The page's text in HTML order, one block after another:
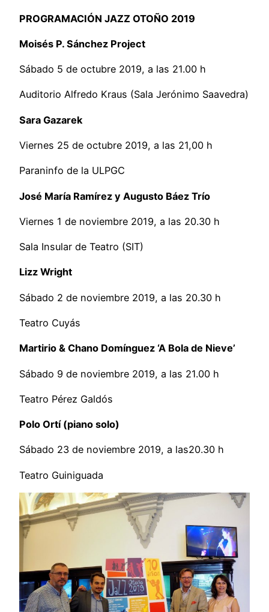
PROGRAMACIÓN JAZZ OTOÑO 2019
Moisés P. Sánchez Project
Sábado 5 de octubre 2019, a las 21.00 h
Auditorio Alfredo Kraus (Sala Jerónimo Saavedra)
Sara Gazarek
Viernes 25 de octubre 2019, a las 21,00 h
Paraninfo de la ULPGC
José María Ramírez y Augusto Báez Trío
Viernes 1 de noviembre 2019, a las 20.30 h
Sala Insular de Teatro (SIT)
Lizz Wright
Sábado 2 de noviembre 2019, a las 20.30 h
Teatro Cuyás
Martirio & Chano Domínguez ‘A Bola de Nieve’
Sábado 9 de noviembre 2019, a las 21.00 h
Teatro Pérez Galdós
Polo Ortí (piano solo)
Sábado 23 de noviembre 2019, a las20.30 h
Teatro Guiniguada